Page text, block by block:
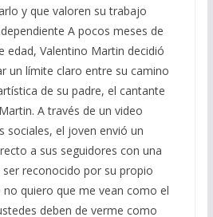
y que valoren su trabajo
A pocos meses de
edad, Valentino Martin decidió
un límite claro entre su camino
de su padre, el cantante
A través de un video
sociales, el joven envió un
a sus seguidores con una
reconocido por su propio
no quiero que me vean como el
deben de verme como